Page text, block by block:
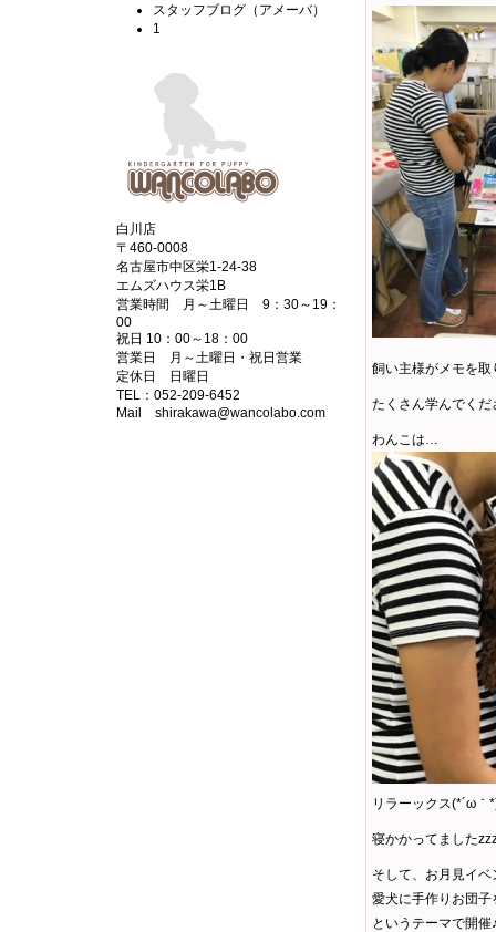
飼い主様がメモを取
たくさん学んでくだ
わんこは…
リラーックス(*´ω｀
寝かかってました
そして、お月見イベ
愛犬に手作りお団子
というテーマで開催
スタッフブログ（アメーバ）
1
白川店
〒460-0008
名古屋市中区栄1-24-38
エムズハウス栄1B
営業時間 月～土曜日 9：30～19：
00
祝日 10：00～18：00
営業日 月～土曜日・祝日営業
定休日 日曜日
TEL：052-209-6452
Mail shirakawa@wancolabo.com